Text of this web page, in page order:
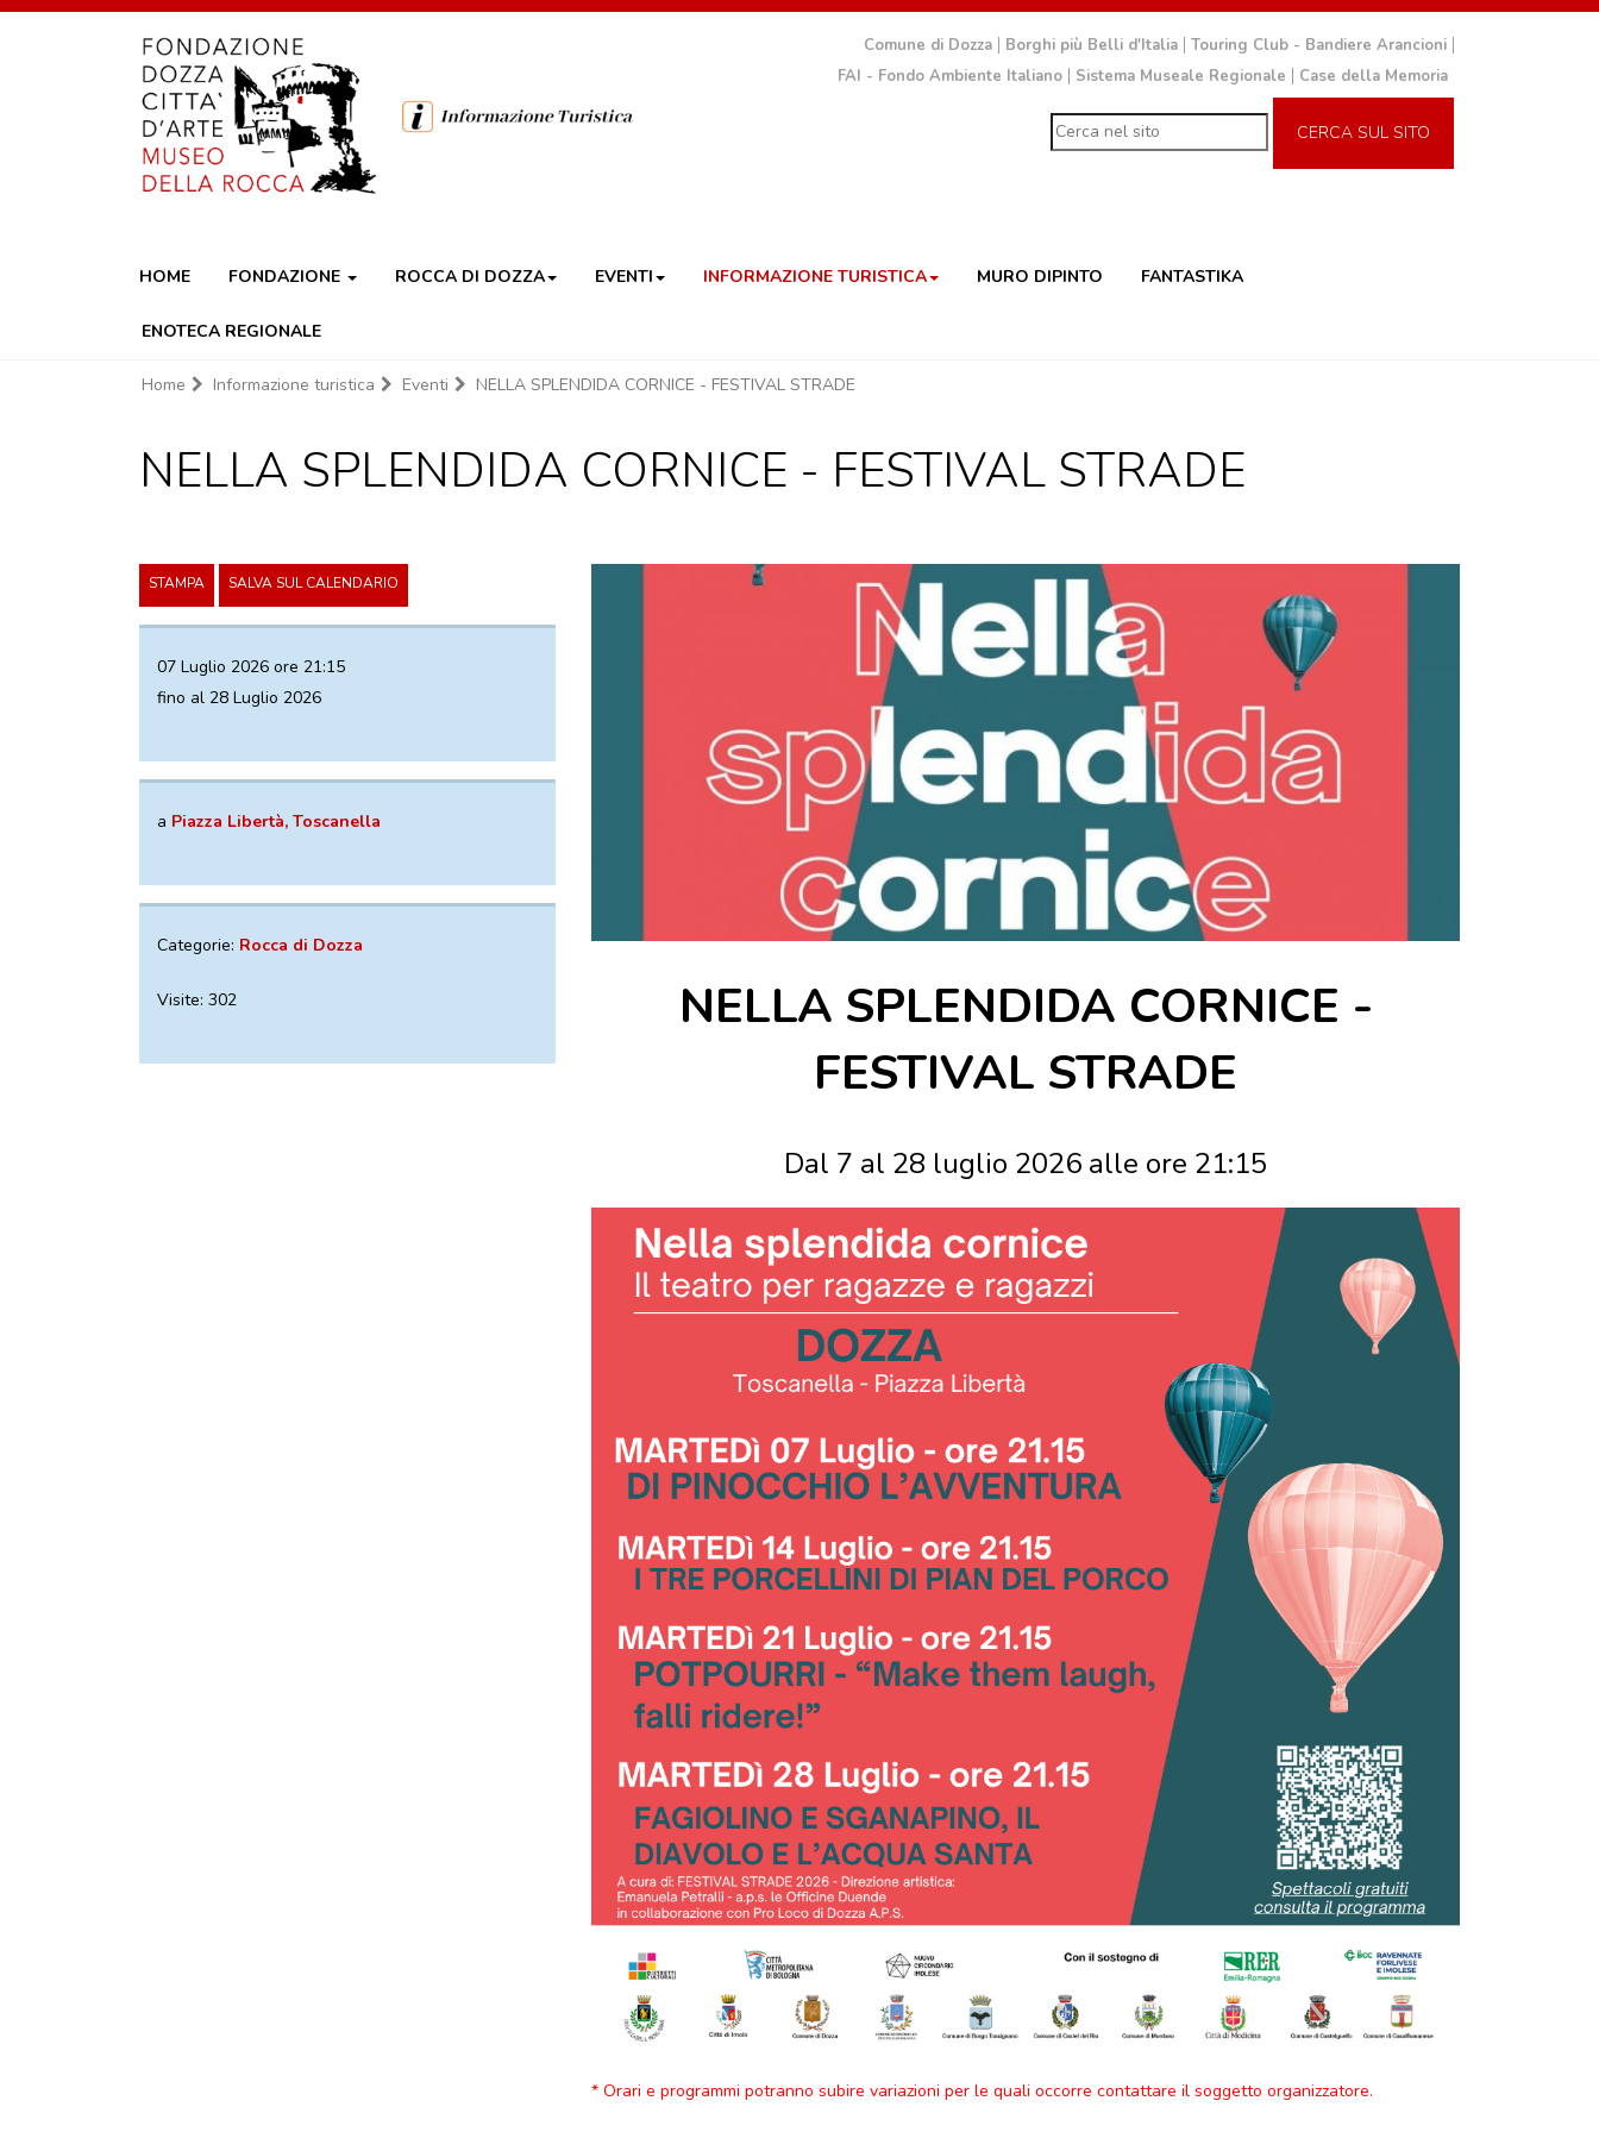
Comune di Dozza Borghi più Belli d'Italia
Touring Club - Bandiere Arancioni
FAI - Fondo Ambiente Italiano
Sistema Museale Regionale Case della Memoria
CERCA SUL SITO
HOME FONDAZIONE ROCCA DI DOZZA EVENTI INFORMAZIONE TURISTICA MURO DIPINTO FANTASTIKA
ENOTECA REGIONALE
Home Informazione turistica Eventi NELLA SPLENDIDA CORNICE - FESTIVAL STRADE
NELLA SPLENDIDA CORNICE - FESTIVAL STRADE
STAMPA SALVA SUL CALENDARIO
07 Luglio 2026 ore 21:15
fino al 28 Luglio 2026
a Piazza Libertà, Toscanella
Categorie: Rocca di Dozza
Visite: 302
NELLA SPLENDIDA CORNICE -
FESTIVAL STRADE
Dal 7 al 28 luglio 2026 alle ore 21:15
* Orari e programmi potranno subire variazioni per le quali occorre contattare il soggetto organizzatore.